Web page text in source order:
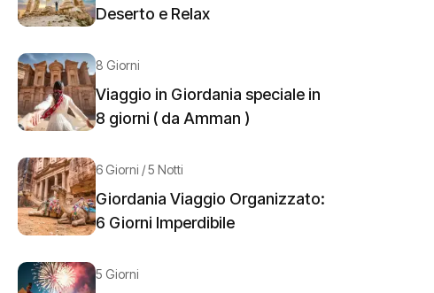
Deserto e Relax
8 Giorni
Viaggio in Giordania speciale in
8 giorni ( da Amman )
6 Giorni / 5 Notti
Giordania Viaggio Organizzato:
6 Giorni Imperdibile
5 Giorni